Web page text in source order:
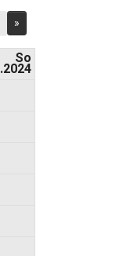
»
So